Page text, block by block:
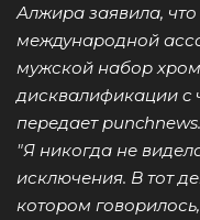
Алжира заявила, что
международной
мужской набор
дисквалификации c
передает
"Я никогда не
исключения. В тот
котором